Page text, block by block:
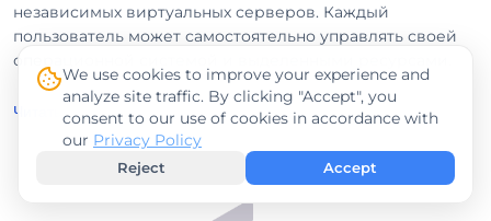
независимых виртуальных серверов. Каждый
пользователь может самостоятельно управлять своей
операционной системой и выделенными ресурсами.
Читать далее
We use cookies to improve your experience and
analyze site traffic. By clicking "Accept", you
consent to our use of cookies in accordance with
our Privacy Policy
Reject Accept